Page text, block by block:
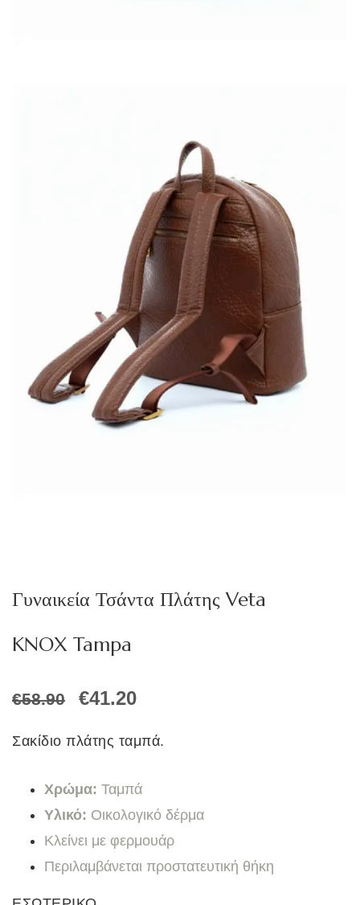
Γυναικεία Τσάντα Πλάτης Veta
KNOX Tampa
€58.90
Original
was:
€41.20Η
τιμή
€41.20.
Σακίδιο πλάτης ταμπά.
Χρώμα: Ταμπά
Υλικό: Οικολογικό δέρμα
Κλείνει με φερμουάρ
Περιλαμβάνεται προστατευτική θήκη